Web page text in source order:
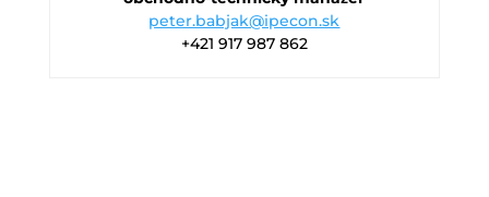
peter.babjak@ipecon.sk
+421 917 987 862